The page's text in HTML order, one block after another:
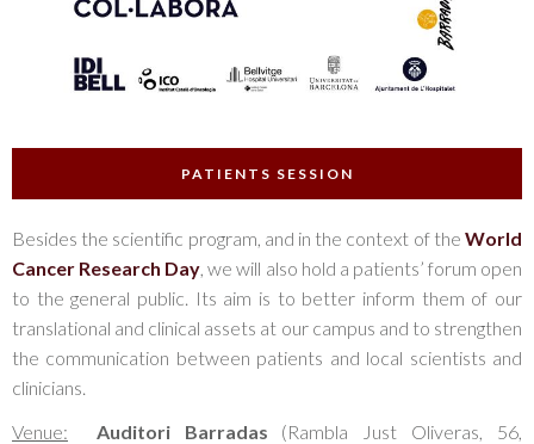
PATIENTS SESSION
Besides the scientific program, and in the context of the World
Cancer Research Day, we will also hold a patients’ forum open
to the general public. Its aim is to better inform them of our
translational and clinical assets at our campus and to strengthen
the communication between patients and local scientists and
clinicians.
Venue:
Auditori Barradas (Rambla Just Oliveras, 56,